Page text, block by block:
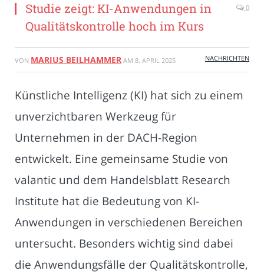
Studie zeigt: KI-Anwendungen in
Qualitätskontrolle hoch im Kurs
0
VON MARIUS BEILHAMMER AM 8. APRIL 2025 NACHRICHTEN
Künstliche Intelligenz (KI) hat sich zu einem
unverzichtbaren Werkzeug für
Unternehmen in der DACH-Region
entwickelt. Eine gemeinsame Studie von
valantic und dem Handelsblatt Research
Institute hat die Bedeutung von KI-
Anwendungen in verschiedenen Bereichen
untersucht. Besonders wichtig sind dabei
die Anwendungsfälle der Qualitätskontrolle,